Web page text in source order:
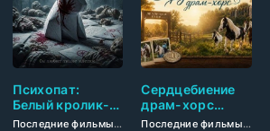
Новинки кино 2026/Фильмы смотреть/Комедии
Психопат:
Белый кролик-
убийца (2026)
Последние фильмы
/ Новинки кино 2026/
Сердцебиение
драм-хорс
(2026)
Последние фильмы
/